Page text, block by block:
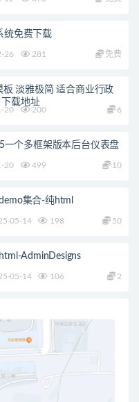
统免费下载
26 281 免费
板 淡雅极简 适合商业行政
载地址
20 200 6
一个多框架版本后台仪表盘
20 499 10
集合-纯html
05-14 198 50
AdminDesigns
05-14 106 2